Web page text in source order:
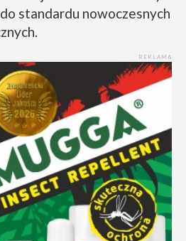
standardu nowoczesnych
REKLAMA